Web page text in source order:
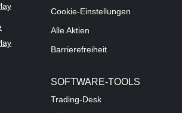
Cookie-Einstellungen
Alle Aktien
Barrierefreiheit
SOFTWARE-TOOLS
Trading-Desk